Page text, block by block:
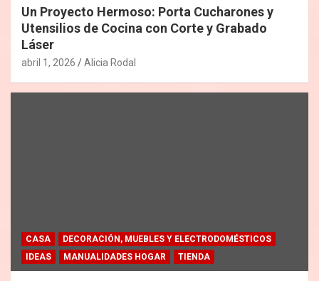
Un Proyecto Hermoso: Porta Cucharones y
Utensilios de Cocina con Corte y Grabado
Láser
abril 1, 2026 Alicia Rodal
CASA
DECORACIÓN, MUEBLES Y ELECTRODOMÉSTICOS
IDEAS
MANUALIDADES HOGAR TIENDA